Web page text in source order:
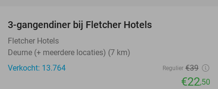
3-gangendiner bij Fletcher Hotels
Fletcher Hotels
Deurne (+ meerdere locaties) (7 km)
Verkocht: 13.764
Regulier €39
€22,50